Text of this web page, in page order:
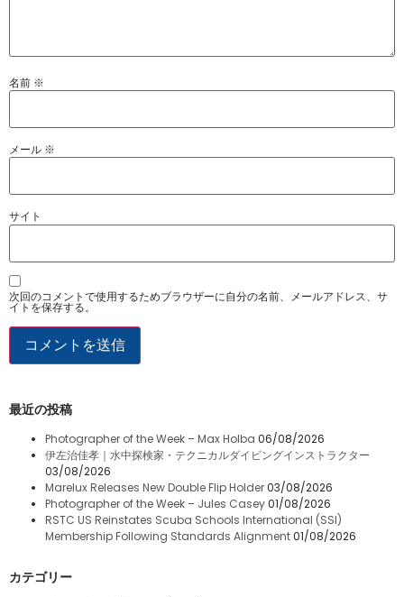
名前 ※
メール ※
サイト
次回のコメントで使用するためブラウザーに自分の名前、メールアドレス、サ
イトを保存する。
最近の投稿
Photographer of the Week – Max Holba 06/08/2026
伊左治佳孝｜水中探検家・テクニカルダイビングインストラクター
03/08/2026
Marelux Releases New Double Flip Holder03/08/2026
Photographer of the Week – Jules Casey01/08/2026
RSTC US Reinstates Scuba Schools International (SSI)
Membership Following Standards Alignment01/08/2026
カテゴリー